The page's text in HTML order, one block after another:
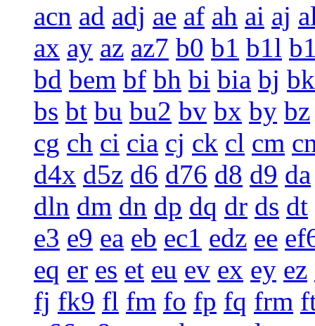
acn ad adj ae af ah ai aj
ax ay az az7 b0 b1 b1l
bd bem bf bh bi bia bj bk
bs bt bu bu2 bv bx by bz
cg ch ci cia cj ck cl cm
d4x d5z d6 d76 d8 d9 da
dln dm dn dp dq dr ds dt
e3 e9 ea eb ec1 edz ee
eq er es et eu ev ex ey ez
fj fk9 fl fm fo fp fq frm